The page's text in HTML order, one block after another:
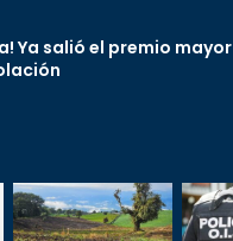
Ya salió el premio